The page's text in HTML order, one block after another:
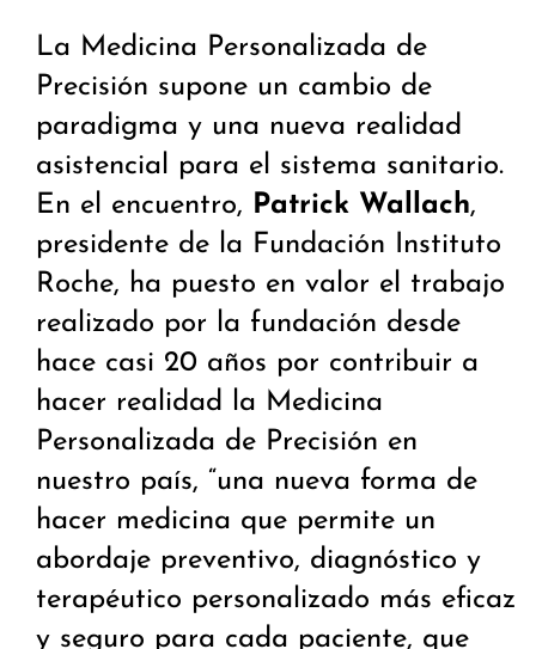
La Medicina Personalizada de
Precisión supone un cambio de
paradigma y una nueva realidad
asistencial para el sistema sanitario.
En el encuentro, Patrick Wallach,
presidente de la Fundación Instituto
Roche, ha puesto en valor el trabajo
realizado por la fundación desde
hace casi 20 años por contribuir a
hacer realidad la Medicina
Personalizada de Precisión en
nuestro país, “una nueva forma de
hacer medicina que permite un
abordaje preventivo, diagnóstico y
terapéutico personalizado más eficaz
y seguro para cada paciente, que